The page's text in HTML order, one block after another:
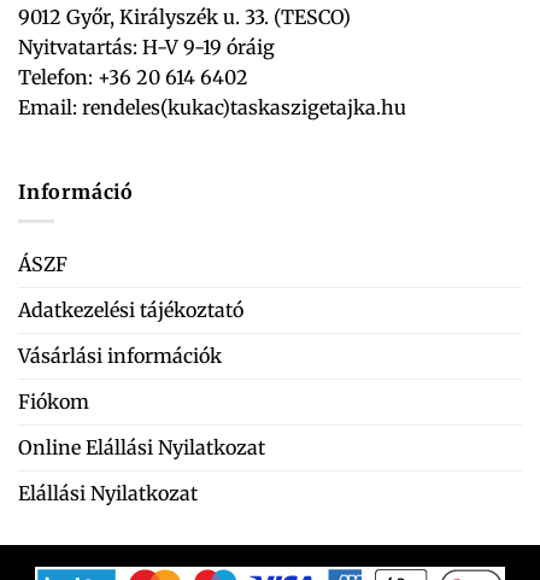
9012 Győr, Királyszék u. 33. (TESCO)
Nyitvatartás: H-V 9-19 óráig
Telefon: +36 20 614 6402
Email: rendeles(kukac)taskaszigetajka.hu
Információ
ÁSZF
Adatkezelési tájékoztató
Vásárlási információk
Fiókom
Online Elállási Nyilatkozat
Elállási Nyilatkozat